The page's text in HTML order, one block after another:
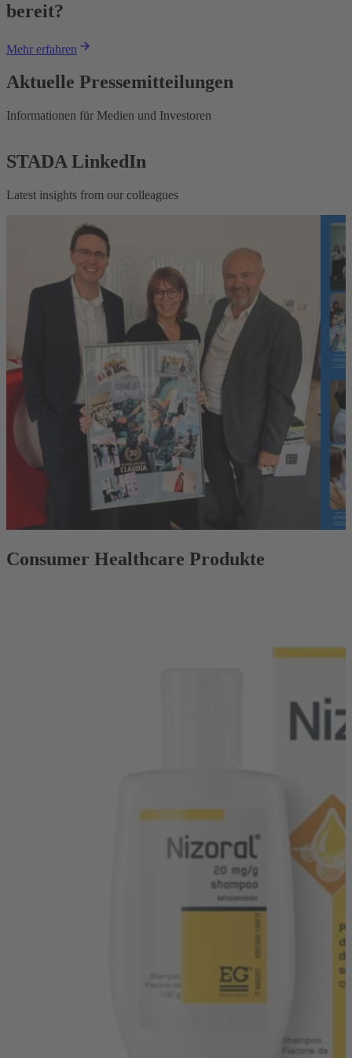
bereit?
Mehr erfahren
Aktuelle Pressemitteilungen
Informationen für Medien und Investoren
STADA LinkedIn
Latest insights from our colleagues
Consumer Healthcare Produkte